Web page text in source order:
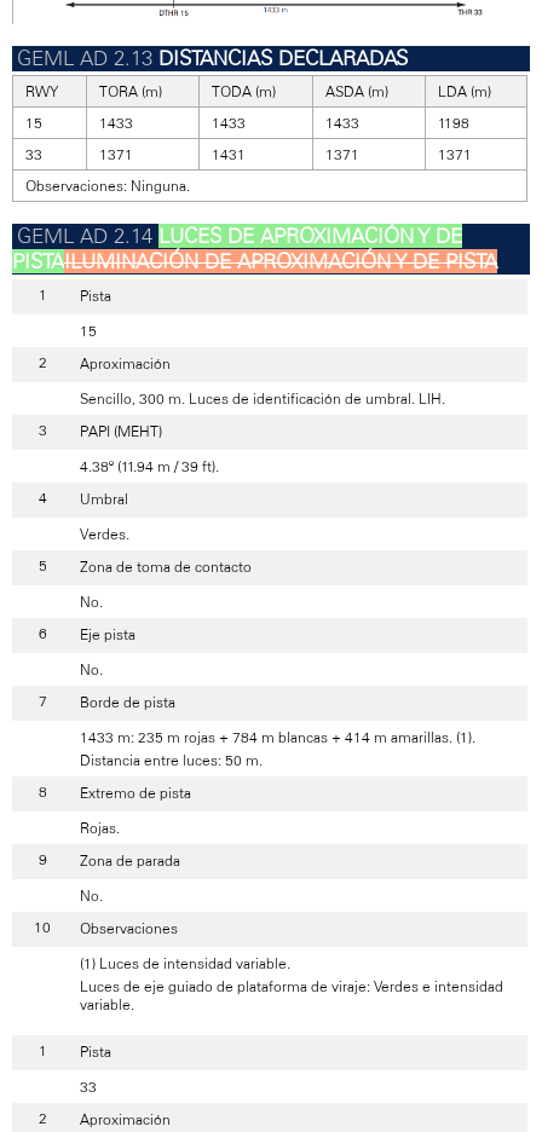
DISTANCIAS DECLARADAS
RWY TORA (m) TODA (m) ASDA (m)
LDA (m)
15
1433 1433 1433
1198
33
1371 1431 1371
1371
Observaciones: Ninguna.
LUCES DE APROXIMACIÓN Y DE
PISTAILUMINACIÓN DE APROXIMACIÓN Y DE PISTA
Pista
15
Aproximación
Sencillo, 300 m. Luces de identificación de umbral. LIH.
PAPI (MEHT)
4.38º (11.94 m / 39 ft).
Umbral
Verdes.
Zona de toma de contacto
No.
Eje pista
No.
Borde de pista
1433 m: 235 m rojas + 784 m blancas + 414 m amarillas. (1).
Distancia entre luces: 50 m.
Extremo de pista
Rojas.
Zona de parada
No.
Observaciones
(1) Luces de intensidad variable.
Luces de eje guiado de plataforma de viraje: Verdes e intensidad
variable.
Pista
33
Aproximación